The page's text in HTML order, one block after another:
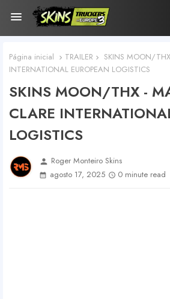
Página inicial TRAILER
SKINS MOON/
INTERNATIONAL EUROPEAN LOGISTICS
SKINS MOON/THX -
CLARE
LOGISTICS
person Roger Monteiro Skins
agosto 17, 2025
0 minute read